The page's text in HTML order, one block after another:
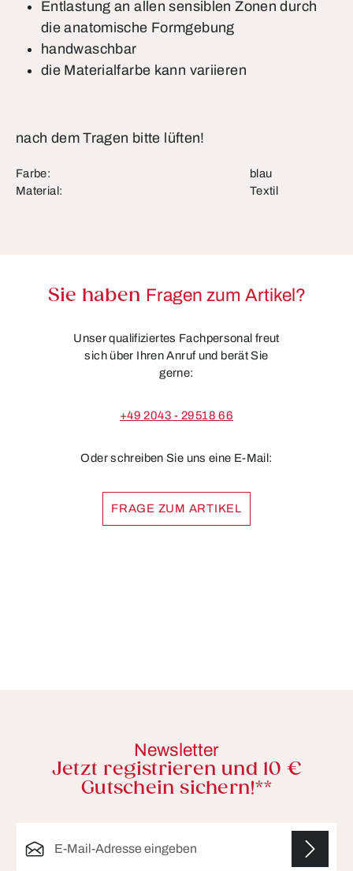
Entlastung an allen sensiblen Zonen durch
die anatomische Formgebung
handwaschbar
die Materialfarbe kann variieren
nach dem Tragen bitte lüften!
Farbe:
blau
Material:
Textil
Sie haben Fragen zum Artikel?
Unser qualifiziertes Fachpersonal freut
sich über Ihren Anruf und berät Sie
gerne:
+49 2043 - 29518 66
Oder schreiben Sie uns eine E-Mail:
FRAGE ZUM ARTIKEL
Newsletter
Jetzt registrieren und 10 €
Gutschein sichern!**